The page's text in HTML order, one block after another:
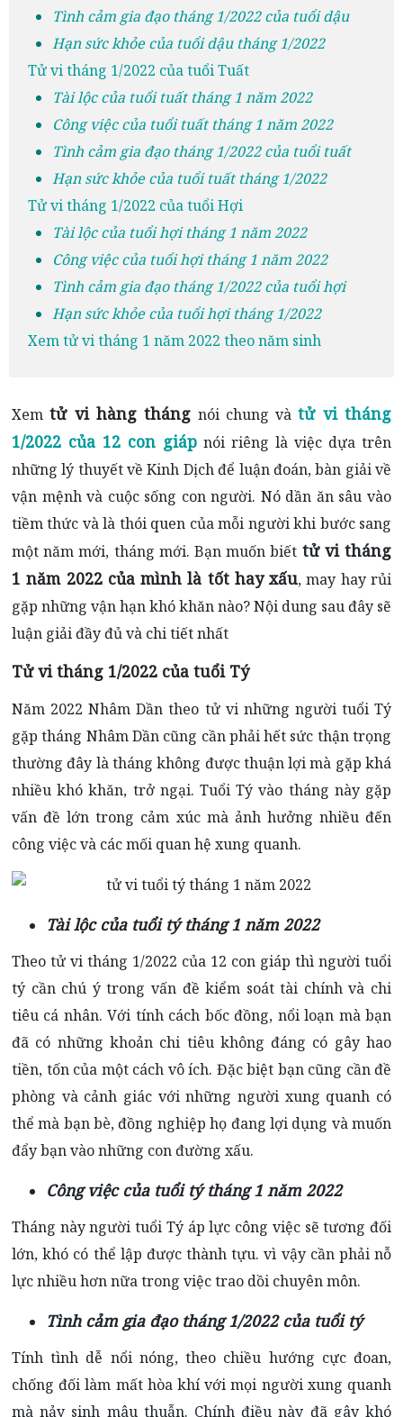
Tình cảm gia đạo tháng 1/2022 của tuổi dậu
Hạn sức khỏe của tuổi dậu tháng 1/2022
Tử vi tháng 1/2022 của tuổi Tuất
Tài lộc của tuổi tuất tháng 1 năm 2022
Công việc của tuổi tuất tháng 1 năm 2022
Tình cảm gia đạo tháng 1/2022 của tuổi tuất
Hạn sức khỏe của tuổi tuất tháng 1/2022
Tử vi tháng 1/2022 của tuổi Hợi
Tài lộc của tuổi hợi tháng 1 năm 2022
Công việc của tuổi hợi tháng 1 năm 2022
Tình cảm gia đạo tháng 1/2022 của tuổi hợi
Hạn sức khỏe của tuổi hợi tháng 1/2022
Xem tử vi tháng 1 năm 2022 theo năm sinh
Xemtử vi hàng tháng nói chung vàtử vi tháng
1/2022 của 12 con giáp nói riêng là việc dựa trên
những lý thuyết về Kinh Dịch để luận đoán, bàn giải về
vận mệnh và cuộc sống con người. Nó dần ăn sâu vào
tiềm thức và là thói quen của mỗi người khi bước sang
một năm mới, tháng mới. Bạn muốn biết tử vi tháng
1 năm 2022 của mình là tốt hay xấu, may hay rủi
gặp những vận hạn khó khăn nào? Nội dung sau đây sẽ
luận giải đầy đủ và chi tiết nhất
Tử vi tháng 1/2022 của tuổi Tý
Năm 2022 Nhâm Dần theo tử vi những người tuổi Tý
gặp tháng Nhâm Dần cũng cần phải hết sức thận trọng
thường đây là tháng không được thuận lợi mà gặp khá
nhiều khó khăn, trở ngại. Tuổi Tý vào tháng này gặp
vấn đề lớn trong cảm xúc mà ảnh hưởng nhiều đến
công việc và các mối quan hệ xung quanh.
Tài lộc của tuổi tý tháng 1 năm 2022
Theo tử vi tháng 1/2022 của 12 con giáp thì người tuổi
tý cần chú ý trong vấn đề kiểm soát tài chính và chi
tiêu cá nhân. Với tính cách bốc đồng, nổi loạn mà bạn
đã có những khoản chi tiêu không đáng có gây hao
tiền, tốn của một cách vô ích. Đặc biệt bạn cũng cần đề
phòng và cảnh giác với những người xung quanh có
thể mà bạn bè, đồng nghiệp họ đang lợi dụng và muốn
đẩy bạn vào những con đường xấu.
Công việc của tuổi tý tháng 1 năm 2022
Tháng này người tuổi Tý áp lực công việc sẽ tương đối
lớn, khó có thể lập được thành tựu. vì vậy cần phải nỗ
lực nhiều hơn nữa trong việc trao dồi chuyên môn.
Tình cảm gia đạo tháng 1/2022 của tuổi tý
Tính tình dễ nổi nóng, theo chiều hướng cực đoan,
chống đối làm mất hòa khí với mọi người xung quanh
mà nảy sinh mâu thuẫn. Chính điều này đã gây khó